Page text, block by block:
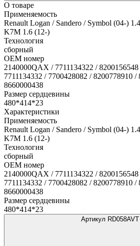
О товаре
Применяемость
Renault Logan / Sandero / Symbol (04-)
K7M 1.6 (12-)
Технология
сборный
OEM номер
2140000QAX / 7711134322 /
7711134332 / 7700428082 / 8200778910 /
8660000438
Размер сердцевины
480*414*23
Характеристики
Применяемость
Renault Logan / Sandero / Symbol (04-)
K7M 1.6 (12-)
Технология
сборный
OEM номер
2140000QAX / 7711134322 /
7711134332 / 7700428082 / 8200778910 /
8660000438
Размер сердцевины
480*414*23
Артикул RD058AVT